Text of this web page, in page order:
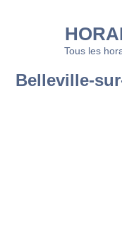
Tous les
Belleville-